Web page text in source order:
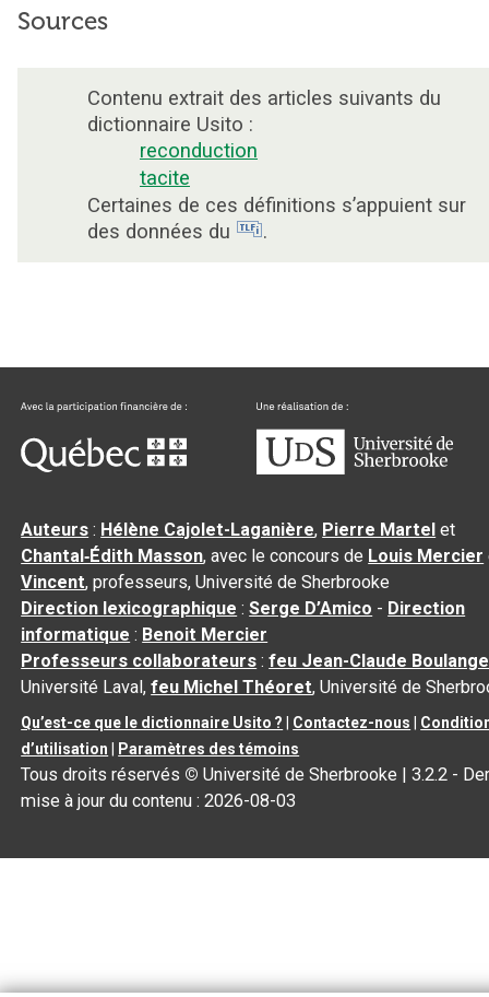
Sources
Contenu extrait des articles suivants du
dictionnaire Usito :
reconduction
tacite
Certaines de ces définitions s’appuient sur
des données du
.
Auteurs : Hélène Cajolet-Laganière, Pierre Martel et
Chantal‑Édith Masson, avec le concours de Louis Mercier
Vincent, professeurs, Université de Sherbrooke
Direction lexicographique :Serge D’Amico - Direction
informatique : Benoit Mercier
Professeurs collaborateurs :feu Jean-Claude
Université Laval,feu Michel Théoret, Université de
Qu’est-ce que le dictionnaire Usito ? Contactez-nous
d’utilisation
Paramètres des témoins
Tous droits réservés © Université de Sherbrooke |3.2.2 -
mise à jour du contenu :2026-08-03